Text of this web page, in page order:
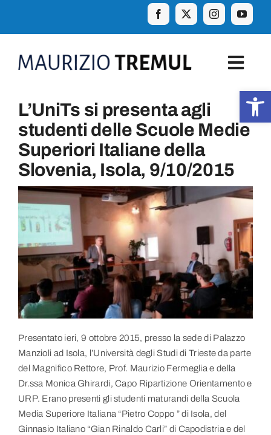
content
Home
Biografia
Eventi
Curiosità e aforismi
Link utili
Contatti
L’UniTs si presenta agli
studenti delle Scuole Medie
Superiori Italiane della
Slovenia, Isola, 9/10/2015
Presentato ieri, 9 ottobre 2015, presso la sede di Palazzo
Manzioli ad Isola, l’Università degli Studi di Trieste da parte
del Magnifico Rettore, Prof. Maurizio Fermeglia e della
Dr.ssa Monica Ghirardi, Capo Ripartizione Orientamento e
URP. Erano presenti gli studenti maturandi della Scuola
Media Superiore Italiana “Pietro Coppo ” di Isola, del
Ginnasio Italiano “Gian Rinaldo Carli” di Capodistria e del